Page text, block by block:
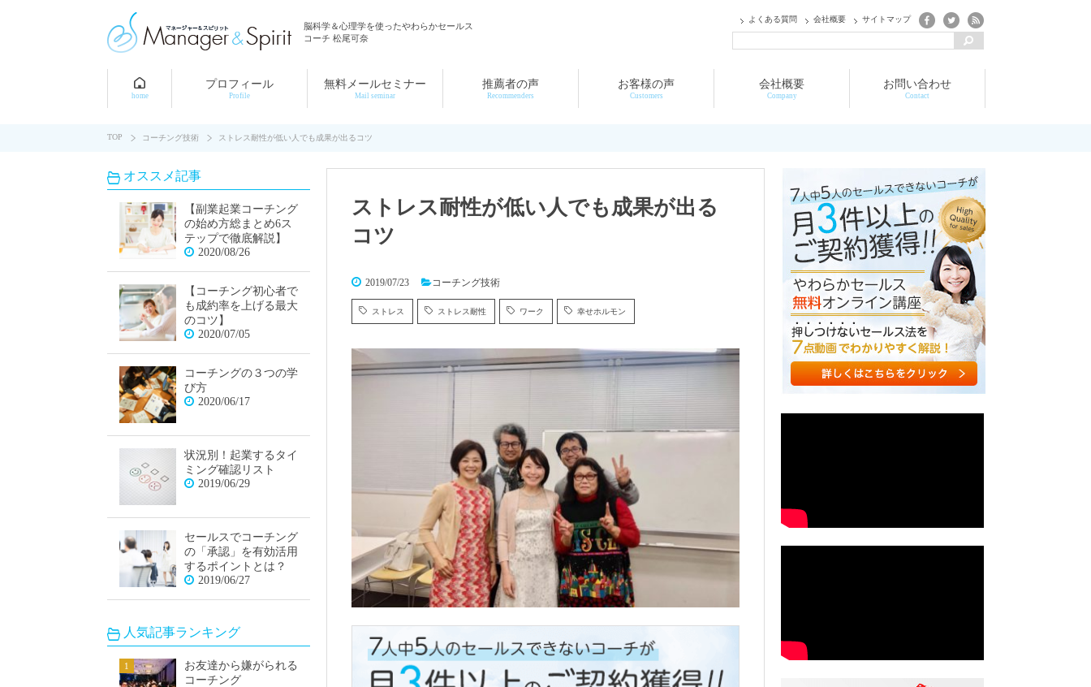
脳科学＆心理学を使ったやわらかセールス
コーチ 松尾可奈
よくある質問 会社概要 サイトマップ
home
プロフィール
Profile
無料メールセミナー
Mail seminar
推薦者の声
Recommenders
お客様の声
Customers
会社概要
Company
お問い合わせ
Contact
TOP コーチング技術 ストレス耐性が低い人でも成果が出るコツ
ストレス耐性が低い人でも成果が出る
コツ
2019/07/23 コーチング技術
ストレス ストレス耐性 ワーク 幸せホルモン
オススメ記事
【副業起業コーチング
の始め方総まとめ6ス
テップで徹底解説】
2020/08/26
【コーチング初心者で
も成約率を上げる最大
のコツ】
2020/07/05
コーチングの３つの学
び方
2020/06/17
状況別！起業するタイ
ミング確認リスト
2019/06/29
セールスでコーチング
の「承認」を有効活用
するポイントとは？
2019/06/27
人気記事ランキング
お友達から嫌がられる
コーチング